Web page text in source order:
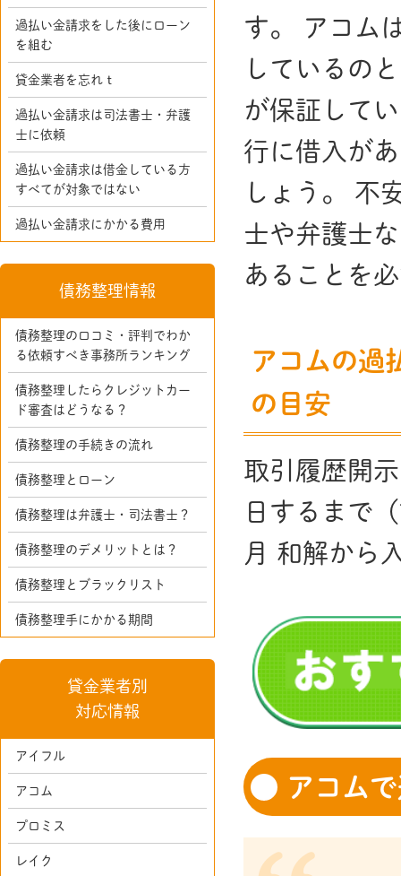
す。 アコム
しているの
が保証して
行に借入が
しょう。 不
士や弁護士
あることを
アコムの過
の目安
取引履歴開
日するまで
月 和解から
アコム
過払い金請求をした後にローン
を組む
貸金業者を忘れｔ
過払い金請求は司法書士・弁護
士に依頼
過払い金請求は借金している方
すべてが対象ではない
過払い金請求にかかる費用
債務整理情報
債務整理の口コミ・評判でわか
る依頼すべき事務所ランキング
債務整理したらクレジットカー
ド審査はどうなる？
債務整理の手続きの流れ
債務整理とローン
債務整理は弁護士・司法書士？
債務整理のデメリットとは？
債務整理とブラックリスト
債務整理手にかかる期間
貸金業者別
対応情報
アイフル
アコム
プロミス
レイク